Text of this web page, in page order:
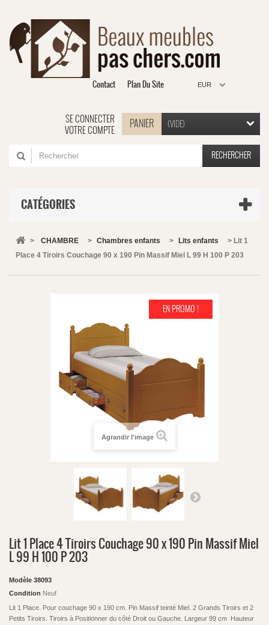
EUR
Contact Plan Du Site
PANIER (VIDE)
SE CONNECTER
VOTRE COMPTE
RECHERCHER
CATÉGORIES
> CHAMBRE > Chambres enfants > Lits enfants > Lit 1
Place 4 Tiroirs Couchage 90 x 190 Pin Massif Miel L 99 H 100 P 203
EN PROMO !
Agrandir l'image
Lit 1 Place 4 Tiroirs Couchage 90 x 190 Pin Massif Miel
L 99 H 100 P 203
Modèle 38093
Condition Neuf
Lit 1 Place. Pour couchage 90 x 190 cm. Pin Massif teinté Miel. 2 Grands Tiroirs et 2
Petits Tiroirs. Tiroirs à Positionner du côté Droit ou Gauche. Largeur 99 cm Hauteur